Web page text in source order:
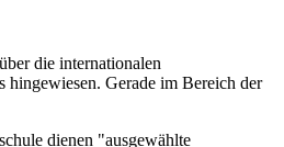
die internationalen
hingewiesen. Gerade im Bereich der
dienen "ausgewählte